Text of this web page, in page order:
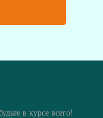
в курсе всего!